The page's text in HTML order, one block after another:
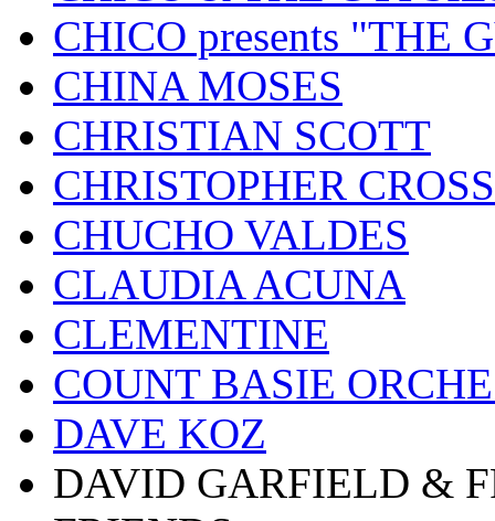
CHICO presents "THE
CHINA MOSES
CHRISTIAN SCOTT
CHRISTOPHER CROSS
CHUCHO VALDES
CLAUDIA ACUNA
CLEMENTINE
COUNT BASIE
DAVE KOZ
DAVID GARFIELD &